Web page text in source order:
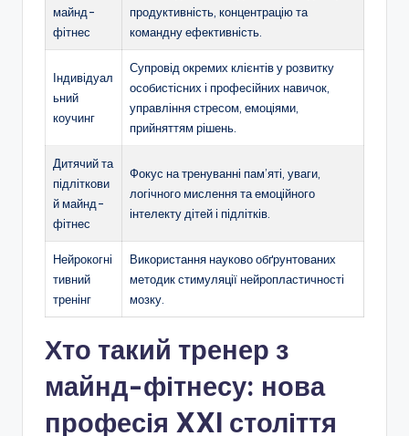
майнд-
фітнес
продуктивність, концентрацію та
командну ефективність.
Індивідуал
ьний
коучинг
Супровід окремих клієнтів у розвитку
особистісних і професійних навичок,
управління стресом, емоціями,
прийняттям рішень.
Дитячий та
підліткови
й майнд-
фітнес
Фокус на тренуванні пам’яті, уваги,
логічного мислення та емоційного
інтелекту дітей і підлітків.
Нейрокогні
тивний
тренінг
Використання науково обґрунтованих
методик стимуляції нейропластичності
мозку.
Хто такий тренер з
майнд-фітнесу: нова
професія XXI століття